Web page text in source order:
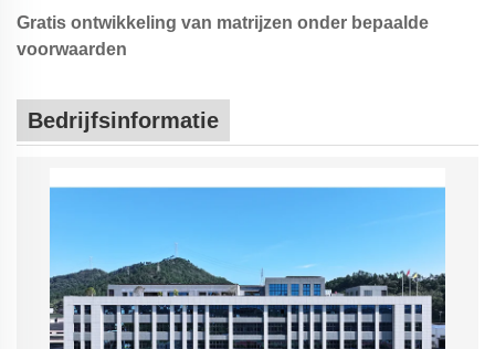
Gratis ontwikkeling van matrijzen onder bepaalde
voorwaarden
Bedrijfsinformatie